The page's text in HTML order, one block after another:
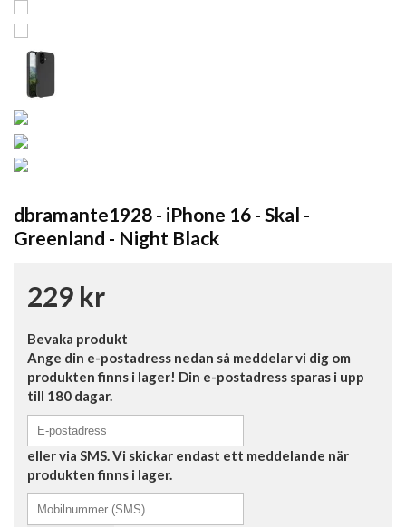
Next
dbramante1928 - iPhone 16 - Skal -
Greenland - Night Black
229 kr
Bevaka produkt
Ange din e-postadress nedan så meddelar vi dig om
produkten finns i lager! Din e-postadress sparas i upp
till 180 dagar.
eller via SMS. Vi skickar endast ett meddelande när
produkten finns i lager.